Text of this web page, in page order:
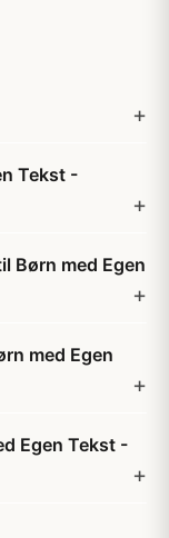
Tekst -
Børn med Egen
med Egen
Egen Tekst -